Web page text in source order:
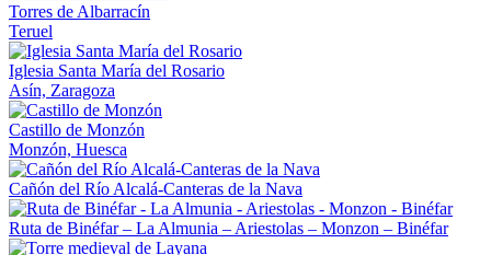
Torres de Albarracín
Teruel
Iglesia Santa María del Rosario
Asín, Zaragoza
Castillo de Monzón
Monzón, Huesca
Cañón del Río Alcalá-Canteras de la Nava
Ruta de Binéfar – La Almunia – Ariestolas – Monzon – Binéfar